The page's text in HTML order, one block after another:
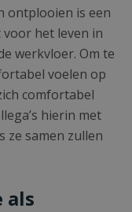
ontplooien is een
het leven in
werkvloer. Om te
voelen op
comfortabel
hierin met
ze samen zullen
als